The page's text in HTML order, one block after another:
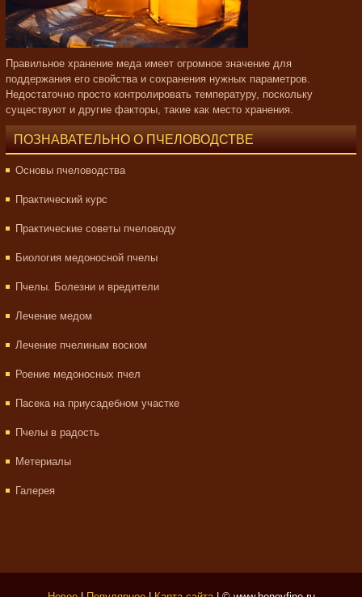
Правильное хранение меда имеет огромное значение для
поддержания его свойства и сохранения нужных параметров.
Недостаточно просто контролировать температуру, поскольку
существуют и другие факторы, такие как место хранения.
ПОЗНАВАТЕЛЬНО О ПЧЕЛОВОДСТВЕ
Основы пчеловодства
Практический курс
Практические советы пчеловоду
Биология медоносной пчелы
Пчелы. Болезни и вредители
Лечение медом
Лечение пчелиным воском
Роение медоносных пчел
Пасека на приусадебном участке
Пчелы в радость
Метериалы
Галерея